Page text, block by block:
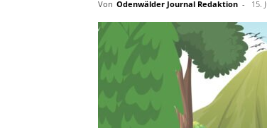
Von Odenwälder Journal Redaktion - 15.